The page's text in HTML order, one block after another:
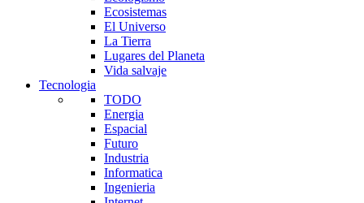
Ecosistemas
El Universo
La Tierra
Lugares del Planeta
Vida salvaje
Tecnologia
TODO
Energia
Espacial
Futuro
Industria
Informatica
Ingenieria